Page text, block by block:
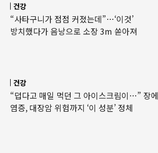
건강
“사타구니가 점점 커졌는데”…‘이것’
방치했다가 음낭으로 소장 3m 쏟아져
건강
“덥다고 매일 먹던 그 아이스크림이…” 장에
염증, 대장암 위험까지 ‘이 성분’ 정체